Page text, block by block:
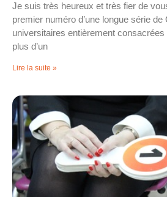
Je suis très heureux et très fier de
premier numéro d’une longue série de
universitaires entièrement
plus d’un
Lire la suite »